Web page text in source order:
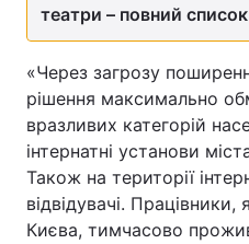
театри – повний список
«Через загрозу
рішення максимально
вразливих категорій
інтернатні установи
Також на території
відвідувачі.
Києва, тимчасово